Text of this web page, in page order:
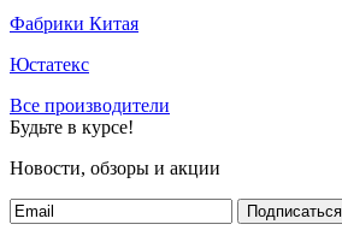
Фабрики Китая
Юстатекс
Все производители
Будьте в курсе!
Новости, обзоры и акции
Подписаться